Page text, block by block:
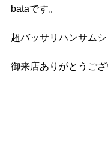
bataです。
超バッサリハンサム
御来店ありがとうご